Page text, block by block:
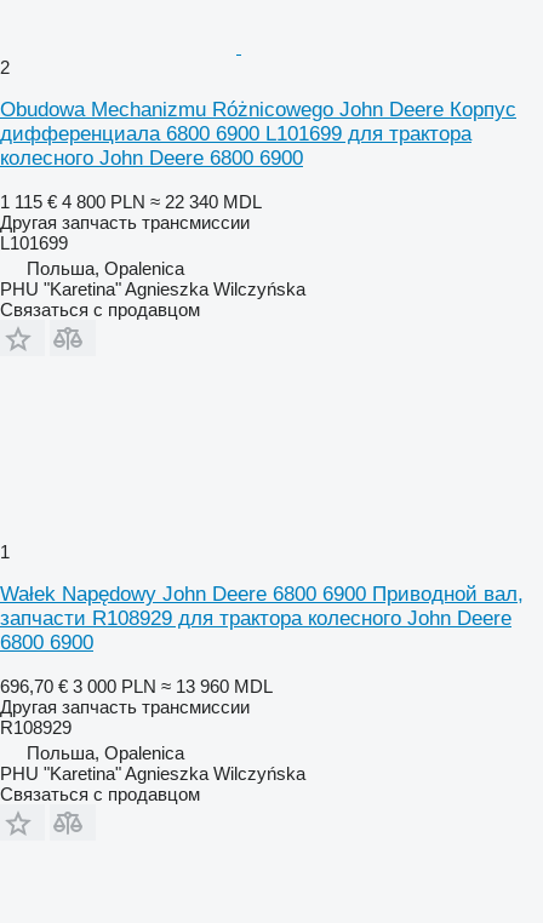
2
Obudowa Mechanizmu Różnicowego John Deere Корпус
дифференциала 6800 6900 L101699 для трактора
колесного John Deere 6800 6900
1 115 € 4 800 PLN ≈ 22 340 MDL
Другая запчасть трансмиссии
L101699
Польша, Opalenica
PHU "Karetina" Agnieszka Wilczyńska
Связаться с продавцом
1
Wałek Napędowy John Deere 6800 6900 Приводной вал,
запчасти R108929 для трактора колесного John Deere
6800 6900
696,70 € 3 000 PLN ≈ 13 960 MDL
Другая запчасть трансмиссии
R108929
Польша, Opalenica
PHU "Karetina" Agnieszka Wilczyńska
Связаться с продавцом